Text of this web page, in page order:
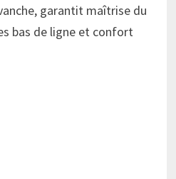
garantit maîtrise du
bas de ligne et confort